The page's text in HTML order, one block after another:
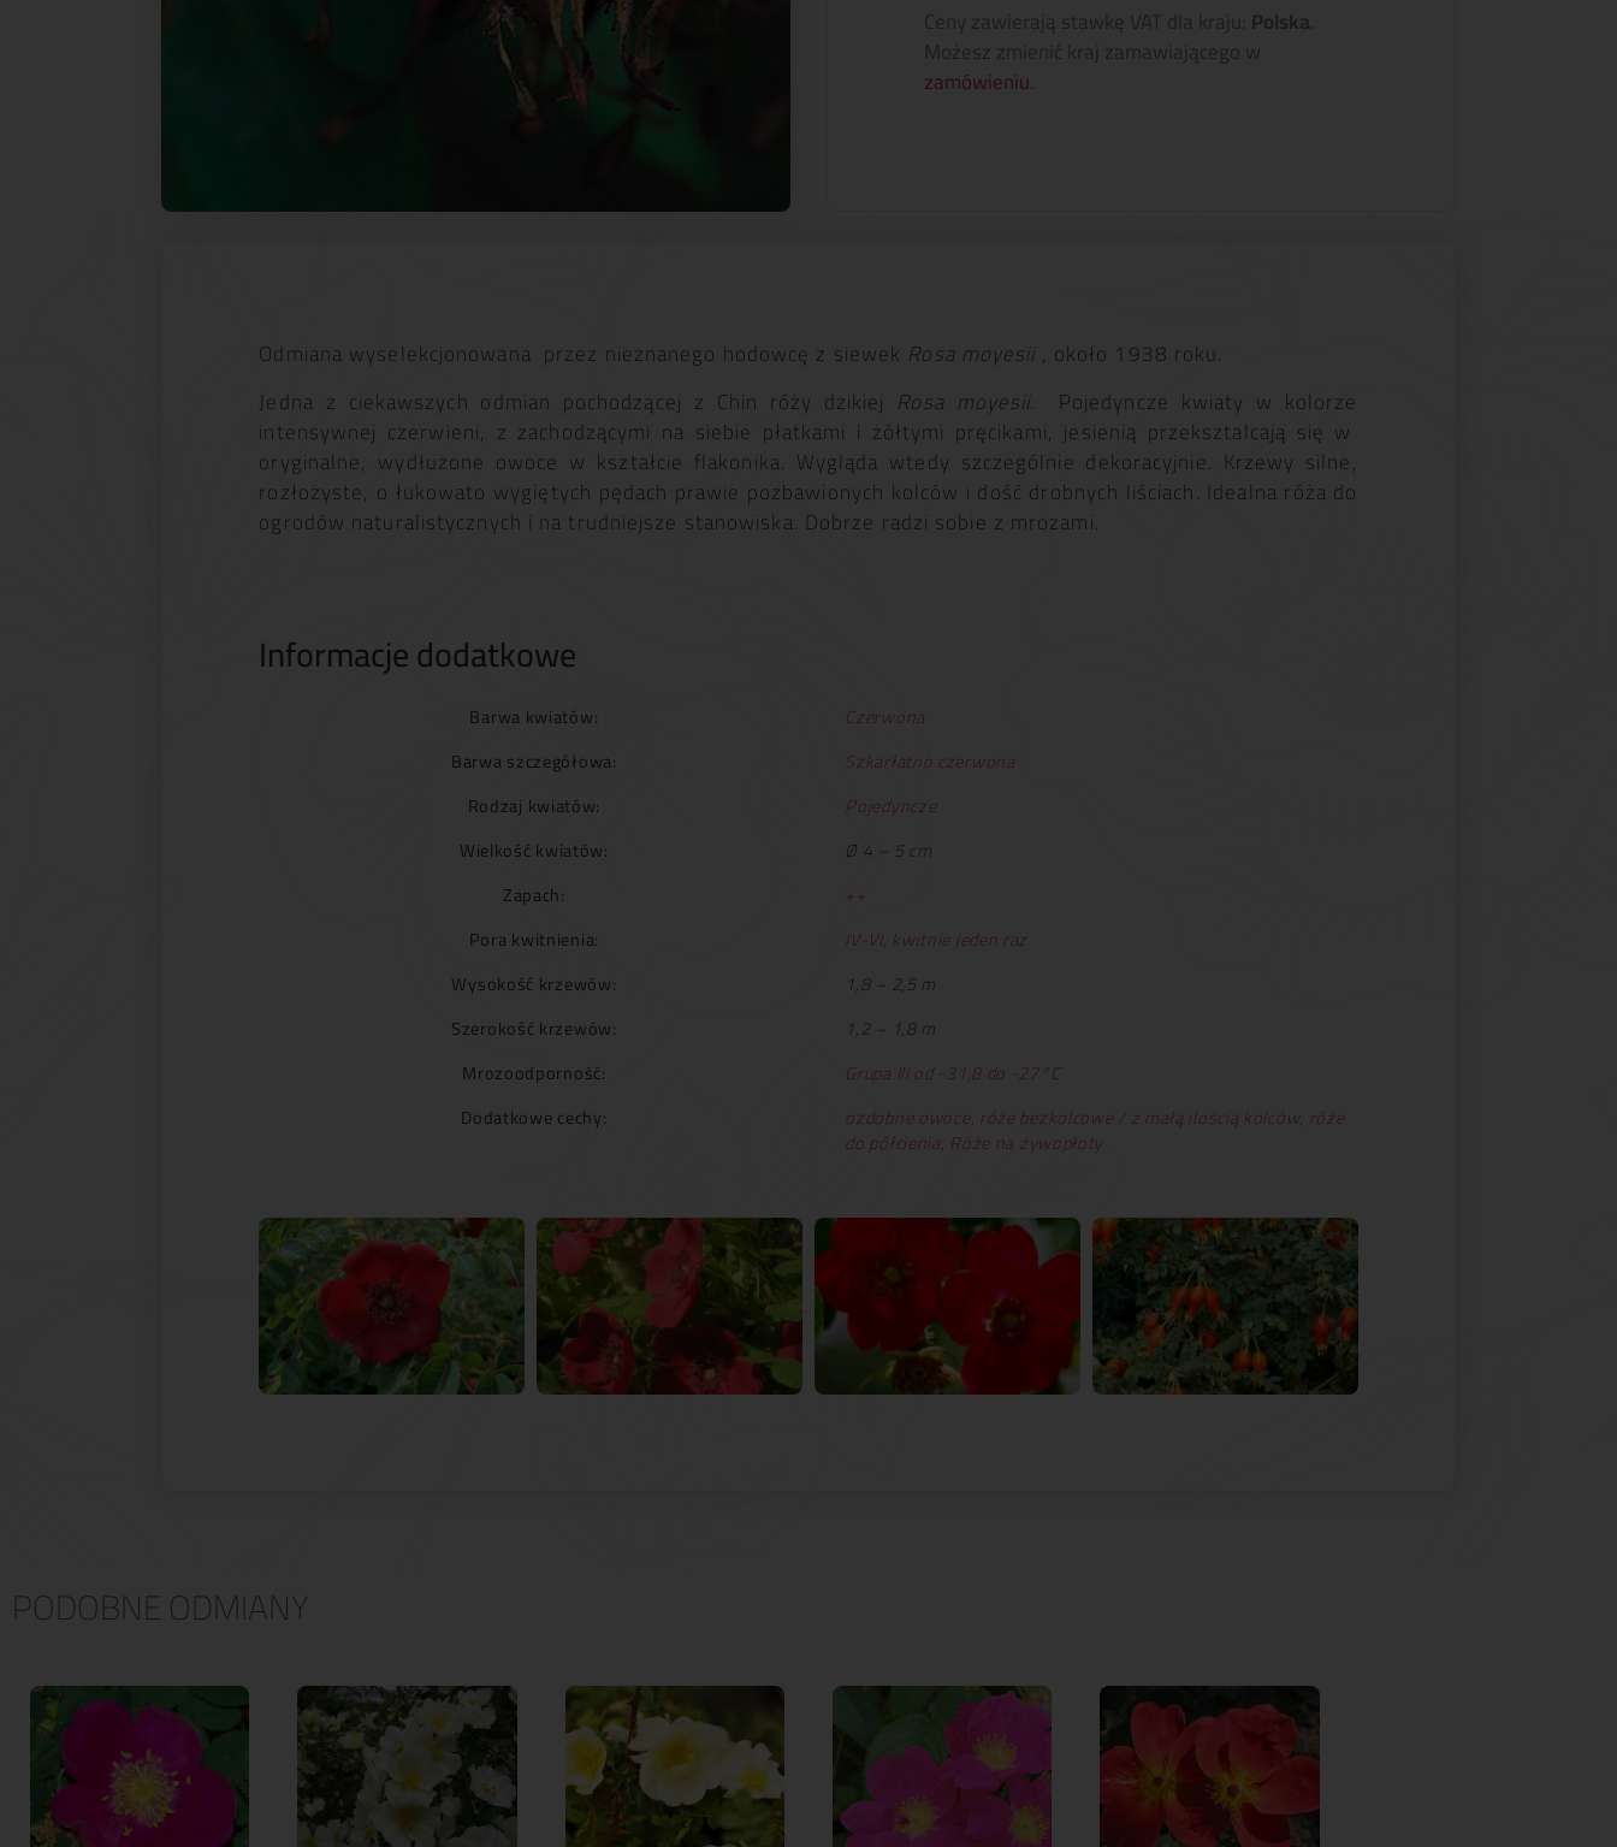
Ceny zawierają stawkę VAT dla kraju: Polska
Możesz zmienić kraj zamawiającego w
zamówieniu
Odmiana wyselekcjonowana przez nieznanego hodowcę z siewek Rosa moyesii, około 1938 roku.
Jedna z ciekawszych odmian pochodzącej z Chin róży dzikiej Rosa moyesii. Pojedyncze kwiaty w kolorze
intensywnej czerwieni, z zachodzącymi na siebie płatkami i żółtymi pręcikami, jesienią przeksztalcają się w
oryginalne, wydłużone owoce w kształcie flakonika. Wygląda wtedy szczególnie dekoracyjnie. Krzewy silne,
rozłożyste, o łukowato wygiętych pędach prawie pozbawionych kolców i dość drobnych liściach. Idealna róża do
ogrodów naturalistycznych i na trudniejsze stanowiska. Dobrze radzi sobie z mrozami.
Informacje dodatkowe
Barwa kwiatów:
Czerwona
Barwa szczegółowa:
Szkarłatno czerwona
Rodzaj kwiatów:
Pojedyncze
Wielkość kwiatów:
Ø 4 – 5 cm
Zapach:
++
Pora kwitnienia:
IV-VI, kwitnie jeden raz
Wysokość krzewów:
1,8 – 2,5 m
Szerokość krzewów:
1,2 – 1,8 m
Mrozoodporność:
Grupa III od -31,8 do -27°C
Dodatkowe cechy:
ozdobne owoce, róże bezkolcowe / z małą ilością kolców, róże
do półcienia, Róże na żywopłoty
PODOBNE ODMIANY